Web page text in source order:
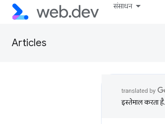
संसाधन
Articles
इस्तेमाल करता